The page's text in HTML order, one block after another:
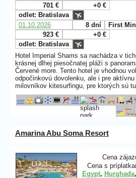
701 €
+0 €
odlet: Bratislava
01.10.2026
8 dní
First
923 €
+0 €
odlet: Bratislava
Hotel Imperial Shams sa nachádza v
krásnej dlhej piesočnatej pláži s
Červené more. Tento hotel je vhodnou
odpočinkovú dovolenku, ale i pre
milovníkov kitesurfingu, pre ktorých sú
Amarina Abu Soma Resort
Cena
Cena s
Egypt, Hurghada,